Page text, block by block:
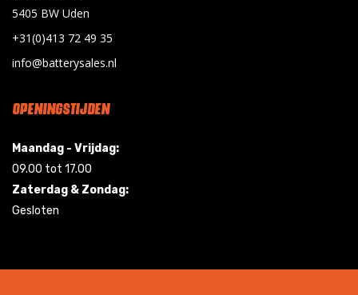
5405 BW Uden
+31(0)413 72 49 35
info@batterysales.nl
OPENINGSTIJDEN
Maandag - Vrijdag:
09.00 tot 17.00
Zaterdag & Zondag:
Gesloten